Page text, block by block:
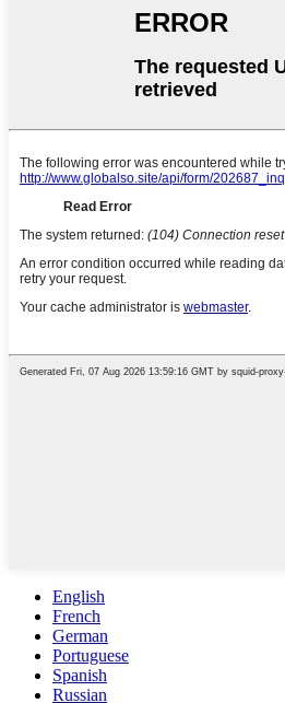
English
French
German
Portuguese
Spanish
Russian